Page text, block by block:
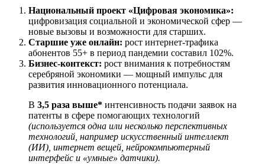
Национальный проект «Цифровая экономика»:
цифровизация социальной и экономической сфер —
новые вызовы и возможности для старших.
Старшие уже онлайн: рост интернет-трафика
абонентов 55+ в период пандемии составил 102%.
Бизнес-контекст: рост внимания к потребностям
серебряной экономики — мощный импульс для
развития инновационного потенциала.
В 3,5 раза выше* интенсивность подачи заявок на
патенты в сфере помогающих технологий
(используется одна или несколько перспективных
технологий, например искусственный интеллект
(ИИ), интернет вещей, нейрокомпьютерный
интерфейс и «умные» датчики).